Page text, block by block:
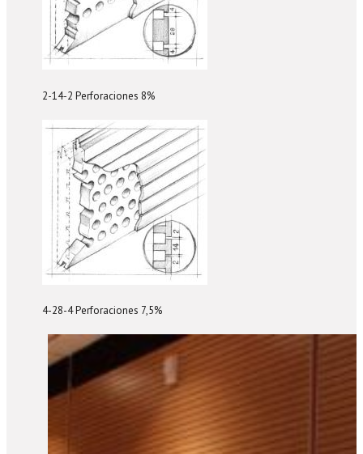
2-14-2 Perforaciones 8%
4-28-4 Perforaciones 7,5%